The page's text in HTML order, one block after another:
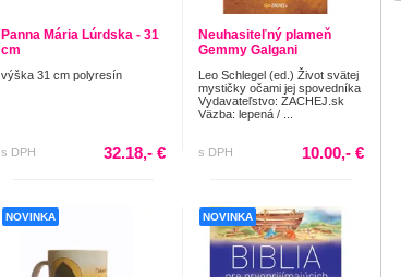
Panna Mária Lúrdska - 31
cm
výška 31 cm polyresín
s DPH 32.18,- €
Neuhasiteľný plameň
Gemmy Galgani
Leo Schlegel (ed.) Život svätej
mystičky očami jej spovedníka
Vydavateľstvo: ZACHEJ.sk
Väzba: lepená / ...
s DPH 10.00,- €
NOVINKA NOVINKA